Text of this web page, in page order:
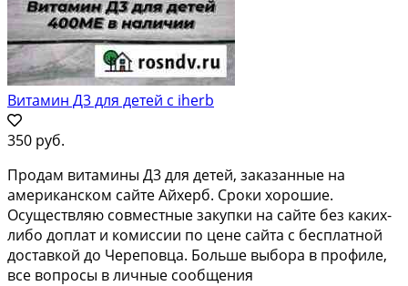
Витамин Д3 для детей с iherb
350 руб.
Продам витамины Д3 для детей, заказанные на
американском сайте Айхерб. Сроки хорошие.
Осуществляю совместные закупки на сайте без каких-
либо доплат и комиссии по цене сайта с бесплатной
доставкой до Череповца. Больше выбора в профиле,
все вопросы в личные сообщения